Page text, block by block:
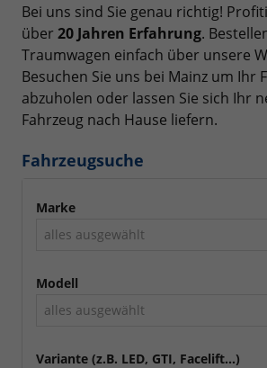
Bei uns sind Sie genau richtig!
über 20 Jahren Erfahrung.
Traumwagen einfach über unsere
Besuchen Sie uns bei Mainz um Ihr
abzuholen oder lassen Sie sich Ihr
Fahrzeug nach Hause liefern.
Fahrzeugsuche
Marke
alles ausgewählt
Modell
alles ausgewählt
Variante (z.B. LED, GTI, Facelift...)